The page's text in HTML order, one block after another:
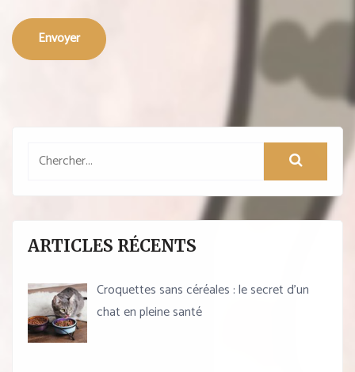
Envoyer
ARTICLES RÉCENTS
Croquettes sans céréales : le secret d’un
chat en pleine santé